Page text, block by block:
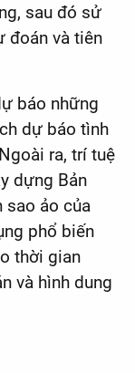
sau đó sử
đoán và tiên
báo những
dự báo tình
ra, trí tuệ
dựng Bản
sao ảo của
phổ biến
thời gian
và hình dung